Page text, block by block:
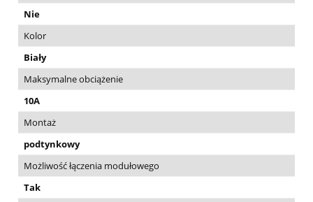
Nie
Kolor
Biały
Maksymalne obciążenie
10A
Montaż
podtynkowy
Możliwość łączenia modułowego
Tak